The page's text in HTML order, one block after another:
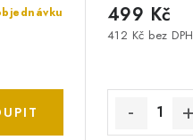
412 Kč bez DPH
499 Kč